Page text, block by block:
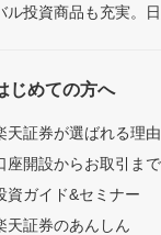
投資商品も充実。
じめての方へ
天証券が選ばれる理由
座開設からお取引ま
資ガイド&セミナー
天証券のあんしん